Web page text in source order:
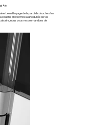
°C
Le nettoyage de la paroi de douche s'en
couche protectrice a une durée de vie
nous vous recommandons de